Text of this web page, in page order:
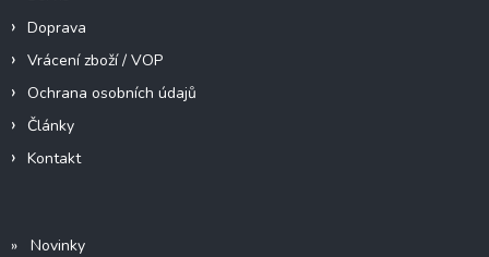
Doprava
Vrácení zboží / VOP
Ochrana osobních údajů
Články
Kontakt
» Novinky